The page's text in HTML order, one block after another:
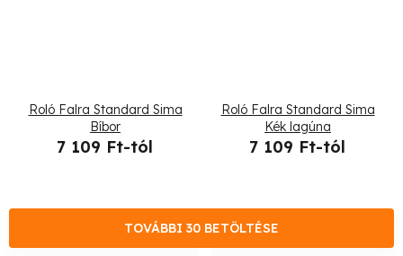
Roló Falra Standard Sima
Bíbor
7 109 Ft-tól
Roló Falra Standard Sima
Kék lagúna
7 109 Ft-tól
TOVÁBBI 30 BETÖLTÉSE